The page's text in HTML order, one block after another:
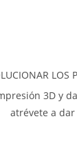
LOS
3D y
atrévete a